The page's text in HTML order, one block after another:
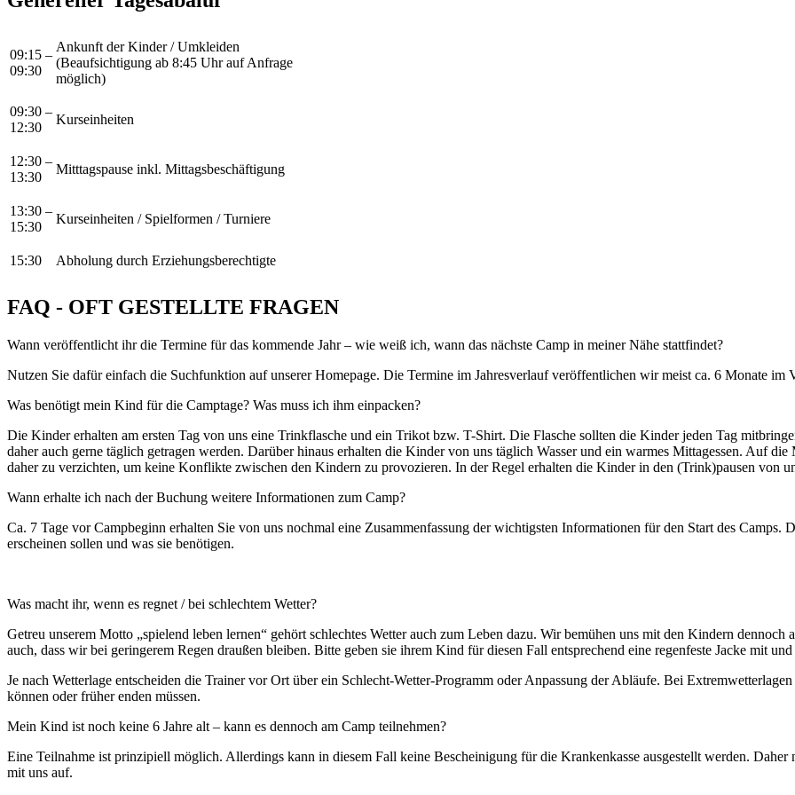
09:15 –
09:30
Ankunft der Kinder / Umkleiden
(Beaufsichtigung ab 8:45 Uhr auf Anfrage
möglich)
09:30 –
12:30
Kurseinheiten
12:30 –
13:30
Mitttagspause inkl. Mittagsbeschäftigung
13:30 –
15:30
Kurseinheiten / Spielformen / Turniere
15:30 Abholung durch Erziehungsberechtigte
FAQ - OFT GESTELLTE FRAGEN
Wann veröffentlicht ihr die Termine für das kommende Jahr – wie weiß ich, wann das nächste Camp in meiner Nähe stattfindet?
Nutzen Sie dafür einfach die Suchfunktion auf unserer Homepage. Die Termine im Jahresverlauf veröffentlichen wir meist ca. 6 Monate im
Was benötigt mein Kind für die Camptage? Was muss ich ihm einpacken?
Die Kinder erhalten am ersten Tag von uns eine Trinkflasche und ein Trikot bzw. T-Shirt. Die Flasche sollten die Kinder jeden Tag
daher auch gerne täglich getragen werden. Darüber hinaus erhalten die Kinder von uns täglich Wasser und ein warmes Mittagessen. Auf
daher zu verzichten, um keine Konflikte zwischen den Kindern zu provozieren. In der Regel erhalten die Kinder in den (Trink)pausen von
Wann erhalte ich nach der Buchung weitere Informationen zum Camp?
Ca. 7 Tage vor Campbeginn erhalten Sie von uns nochmal eine Zusammenfassung der wichtigsten Informationen für den Start des
erscheinen sollen und was sie benötigen.
Was macht ihr, wenn es regnet / bei schlechtem Wetter?
Getreu unserem Motto „spielend leben lernen“ gehört schlechtes Wetter auch zum Leben dazu. Wir bemühen uns mit den Kindern
auch, dass wir bei geringerem Regen draußen bleiben. Bitte geben sie ihrem Kind für diesen Fall entsprechend eine regenfeste Jacke mit
Je nach Wetterlage entscheiden die Trainer vor Ort über ein Schlecht-Wetter-Programm oder Anpassung der Abläufe. Bei
können oder früher enden müssen.
Mein Kind ist noch keine 6 Jahre alt – kann es dennoch am Camp teilnehmen?
Eine Teilnahme ist prinzipiell möglich. Allerdings kann in diesem Fall keine Bescheinigung für die Krankenkasse ausgestellt werden.
mit uns auf.